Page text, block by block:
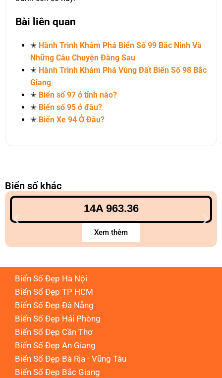
Bài liên quan
✭ Hành Trình Khám Phá Biển Số 99 Bắc Ninh Và
Những Câu Chuyện Đằng Sau
✭ Hành Trình Khám Phá Vùng Đất Biển Số 98 Bắc
Giang
✭ Biển số 97 ở tỉnh nào?
✭ Biển số 95 ở đâu?
✭ Biển Xe 94 Ở Đâu?
Biển số khác
14A 963.36
Xem thêm
Biển Số Đẹp Hà Nội
Biển Số Đẹp TP HCM
Biển Số Đẹp Đà Nẵng
Biển Số Đẹp Hải Phòng
Biển Số Đẹp Cần Thơ
Biển Số Đẹp An Giang
Biển Số Đẹp Bà Rịa - Vũng Tàu
Biển Số Đẹp Bắc Giang